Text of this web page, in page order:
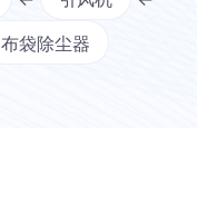
布袋除尘器